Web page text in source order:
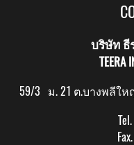
บริษัท ธี
TEERA
59/3 ม. 21 ต.บางพลีให